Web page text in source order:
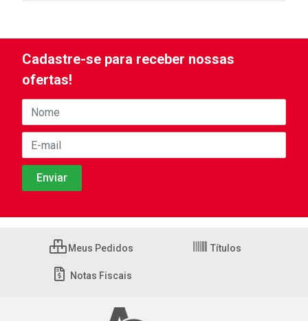
Cadastre-se para receber nossas
ofertas!
Meus Pedidos Títulos
Notas Fiscais